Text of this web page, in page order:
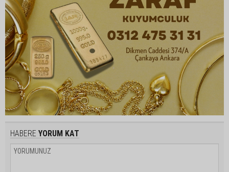
HABERE YORUM KAT